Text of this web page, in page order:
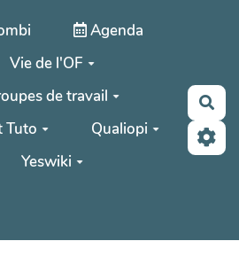
Agenda
Vie de l'OF
de travail
Tuto
Qualiopi
Yeswiki